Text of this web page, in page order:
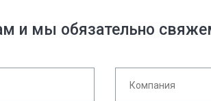
и мы обязательно